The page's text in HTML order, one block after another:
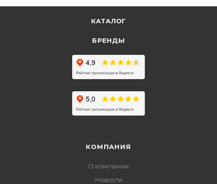
КАТАЛОГ
БРЕНДЫ
КОМПАНИЯ
О компании
Новости